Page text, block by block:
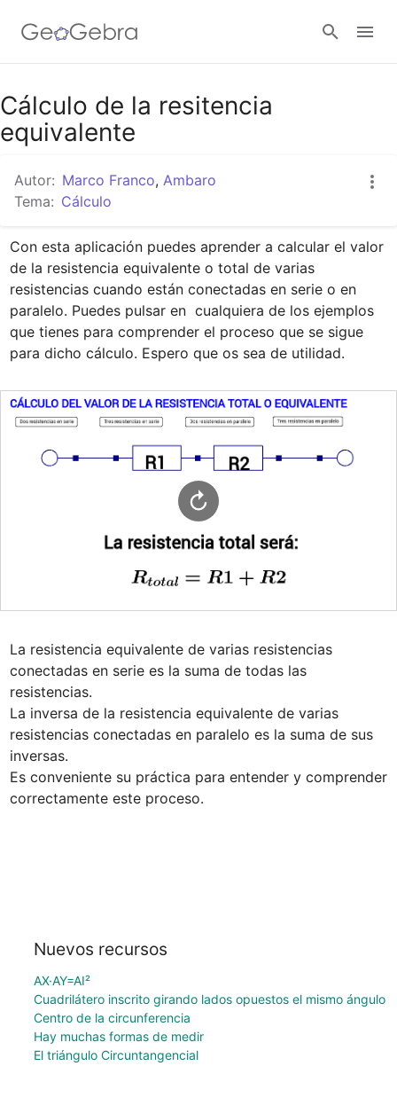
Google Classroom
Cálculo de la resitencia
equivalente
Autor: Marco Franco, Ambaro
Tema: Cálculo
Con esta aplicación puedes aprender a calcular el valor
de la resistencia equivalente o total de varias
resistencias cuando están conectadas en serie o en
paralelo. Puedes pulsar en  cualquiera de los ejemplos
que tienes para comprender el proceso que se sigue
para dicho cálculo. Espero que os sea de utilidad.
La resistencia equivalente de varias resistencias
conectadas en serie es la suma de todas las
resistencias.
La inversa de la resistencia equivalente de varias
resistencias conectadas en paralelo es la suma de sus
inversas.
Es conveniente su práctica para entender y comprender
correctamente este proceso.
Nuevos recursos
AX·AY=AI²
Cuadrilátero inscrito girando lados opuestos el mismo ángulo
Centro de la circunferencia
Hay muchas formas de medir
El triángulo Circuntangencial